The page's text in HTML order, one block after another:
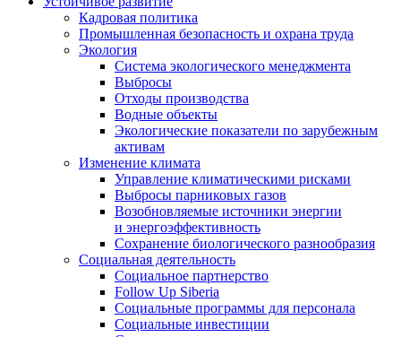
Кадровая политика
Промышленная безопасность и охрана труда
Экология
Система экологического менеджмента
Выбросы
Отходы производства
Водные объекты
Экологические показатели по зарубежным
активам
Изменение климата
Управление климатическими рисками
Выбросы парниковых газов
Возобновляемые источники энергии
и энергоэффективность
Сохранение биологического разнообразия
Социальная деятельность
Социальное партнерство
Follow Up Siberia
Социальные программы для персонала
Социальные инвестиции